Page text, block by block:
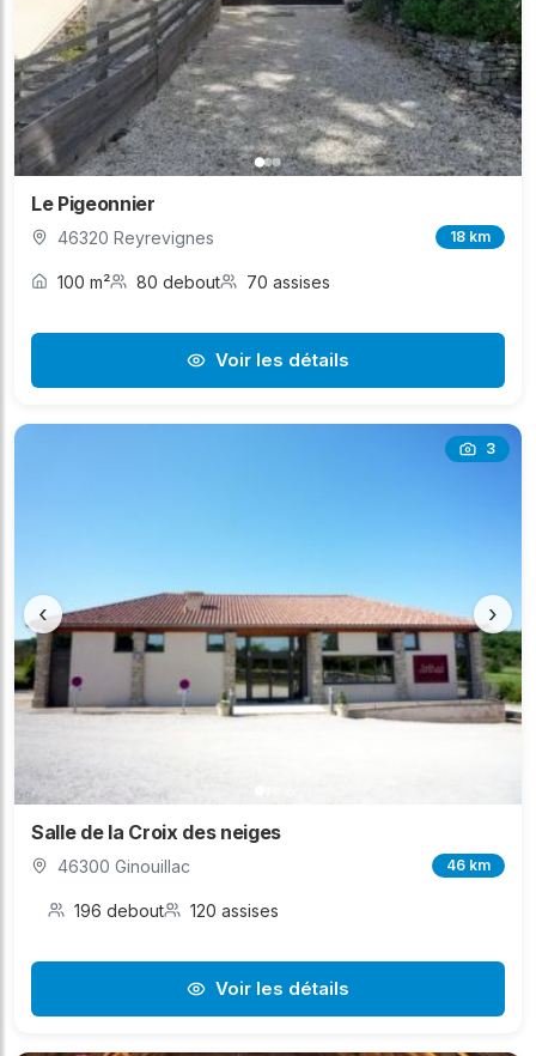
Le Pigeonnier
46320 Reyrevignes 18 km
100 m² 80 debout 70 assises
Voir les détails
3
‹ ›
Salle de la Croix des neiges
46300 Ginouillac 46 km
196 debout 120 assises
Voir les détails